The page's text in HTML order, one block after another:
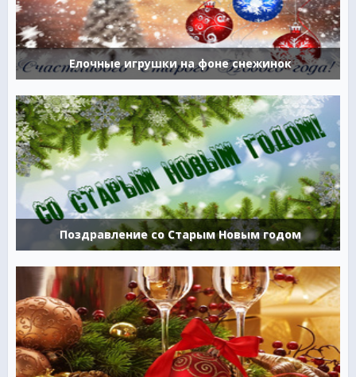
Елочные игрушки на фоне снежинок
Поздравление со Старым Новым годом